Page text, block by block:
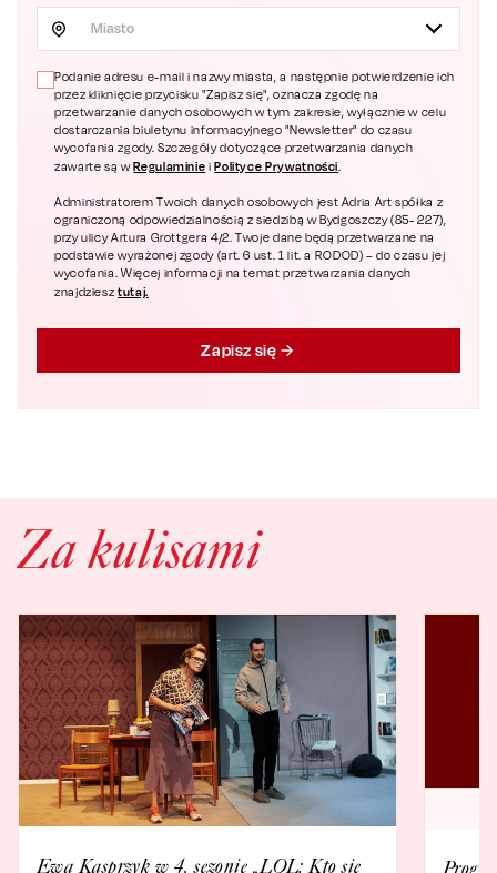
Miasto
Podanie adresu e-mail i nazwy miasta, a następnie potwierdzenie ich
przez kliknięcie przycisku "Zapisz się", oznacza zgodę na
przetwarzanie danych osobowych w tym zakresie, wyłącznie w celu
dostarczania biuletynu informacyjnego "Newsletter" do czasu
wycofania zgody. Szczegóły dotyczące przetwarzania danych
zawarte są wRegulaminie iPolityce Prywatności.
Administratorem Twoich danych osobowych jest Adria Art spółka z
ograniczoną odpowiedzialnością z siedzibą w Bydgoszczy (85- 227),
przy ulicy Artura Grottgera 4/2. Twoje dane będą przetwarzane na
podstawie wyrażonej zgody (art. 6 ust. 1 lit. a RODOD) – do czasu jej
wycofania. Więcej informacji na temat przetwarzania danych
znajdziesztutaj.
Zapisz się
Za kulisami
Ewa Kasprzyk w 4. sezonie „LOL: Kto się